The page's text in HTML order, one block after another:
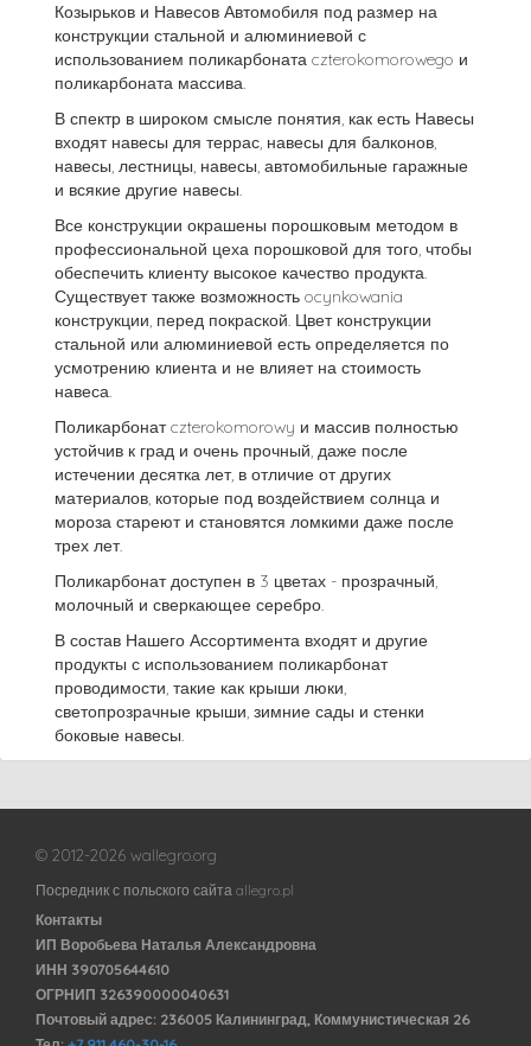
Козырьков и Навесов Автомобиля под размер на
конструкции стальной и алюминиевой с
использованием поликарбоната czterokomorowego и
поликарбоната массива.
В спектр в широком смысле понятия, как есть Навесы
входят навесы для террас, навесы для балконов,
навесы, лестницы, навесы, автомобильные гаражные
и всякие другие навесы.
Все конструкции окрашены порошковым методом в
профессиональной цеха порошковой для того, чтобы
обеспечить клиенту высокое качество продукта.
Существует также возможность ocynkowania
конструкции, перед покраской. Цвет конструкции
стальной или алюминиевой есть определяется по
усмотрению клиента и не влияет на стоимость
навеса.
Поликарбонат czterokomorowy и массив полностью
устойчив к град и очень прочный, даже после
истечении десятка лет, в отличие от других
материалов, которые под воздействием солнца и
мороза стареют и становятся ломкими даже после
трех лет.
Поликарбонат доступен в 3 цветах - прозрачный,
молочный и сверкающее серебро.
В состав Нашего Ассортимента входят и другие
продукты с использованием поликарбонат
проводимости, такие как крыши люки,
светопрозрачные крыши, зимние сады и стенки
боковые навесы.
© 2012-2026 wallegro.org
Посредник с польского сайта allegro.pl
Контакты
ИП Воробьева Наталья Александровна
ИНН 390705644610
ОГРНИП 326390000040631
Почтовый адрес: 236005 Калининград, Коммунистическая 26